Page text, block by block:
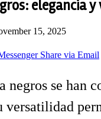
elegancia
15, 2025
Share via Email
negros se han
versatilidad